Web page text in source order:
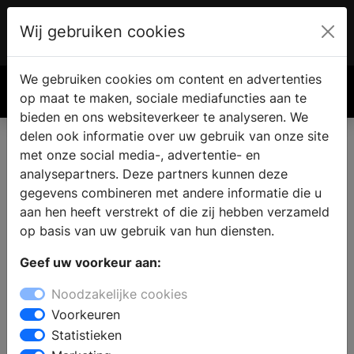
€ 0.00
Wij gebruiken cookies
We gebruiken cookies om content en advertenties
op maat te maken, sociale mediafuncties aan te
bieden en ons websiteverkeer te analyseren. We
delen ook informatie over uw gebruik van onze site
met onze social media-, advertentie- en
analysepartners. Deze partners kunnen deze
gegevens combineren met andere informatie die u
aan hen heeft verstrekt of die zij hebben verzameld
op basis van uw gebruik van hun diensten.
Geef uw voorkeur aan:
Noodzakelijke cookies
Voorkeuren
Statistieken